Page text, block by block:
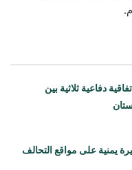
دفاعية ثلاثية بين
يمنية على مواقع التحالف